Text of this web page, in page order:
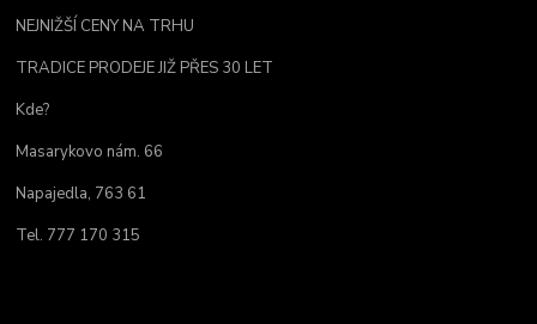
NEJNIŽŠÍ CENY NA TRHU
TRADICE PRODEJE JIŽ PŘES 30 LET
Kde?
Masarykovo nám. 66
Napajedla, 763 61
Tel. 777 170 315